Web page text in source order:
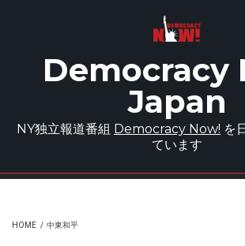
Democracy
Japan
NY独立報道番組 Democracy Now! を
ています
HOME / 中東和平